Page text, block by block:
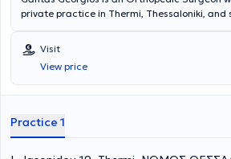
private practice in Thermi, Thessaloniki, and
Thessaloniki. With respect for the patient’s
strong sense of responsibility towards
appropriate therapeutic indications, and
provides high-quality medical services for
Visit
View price
Practice 1